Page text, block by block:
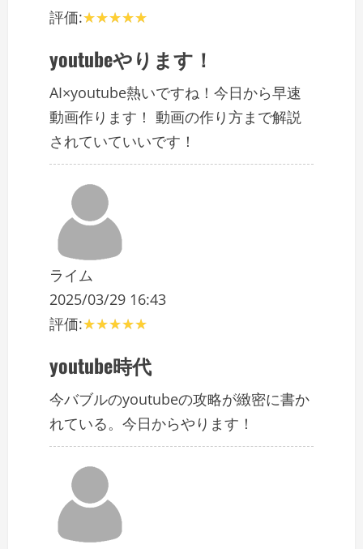
評価:
youtubeやります！
AI×youtube熱いですね！今日から早速
動画作ります！ 動画の作り方まで解説
されていていいです！
ライム
2025/03/29 16:43
評価:
youtube時代
今バブルのyoutubeの攻略が緻密に書か
れている。今日からやります！